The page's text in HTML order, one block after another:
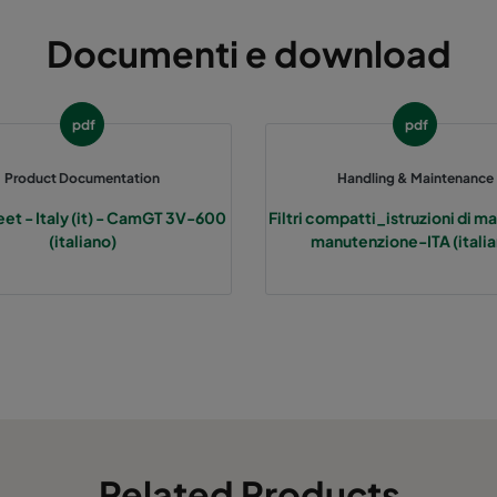
Documenti e download
pdf
Product Documentation
- Italy (it) - CamGT 3V-600
(italiano)
pdf
Handling & Maintenance
Filtri compatti_istruzioni di
manutenzione-ITA